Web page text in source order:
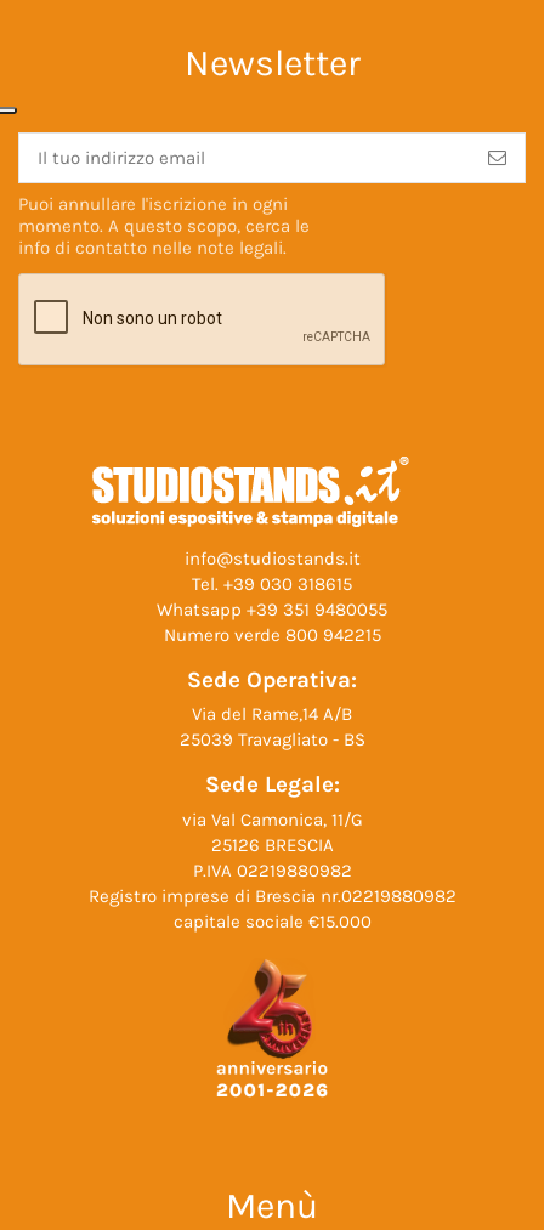
Newsletter
Puoi annullare l'iscrizione in ogni
momento. A questo scopo, cerca le
info di contatto nelle note legali.
info@studiostands.it
Tel. +39 030 318615
Whatsapp +39 351 9480055
Numero verde 800 942215
Sede Operativa:
Via del Rame,14 A/B
25039 Travagliato - BS
Sede Legale:
via Val Camonica, 11/G
25126 BRESCIA
P.IVA 02219880982
Registro imprese di Brescia nr.02219880982
capitale sociale €15.000
Menù